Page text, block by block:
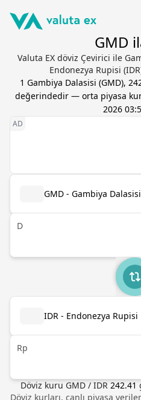
GMD
Valuta EX döviz Çevirici ile
Endonezya Rupisi
1 Gambiya Dalasisi (GMD),
değerindedir — orta piyasa
2026
GMD - Gambiya Dalasisi
D
IDR - Endonezya Rupisi
Rp
Döviz kuru GMD / IDR 242.41
Döviz kurları, canlı piyasa